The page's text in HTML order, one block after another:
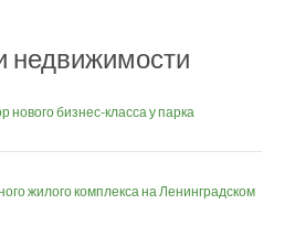
недвижимости
бизнес-класса у парка
жилого комплекса на Ленинградском